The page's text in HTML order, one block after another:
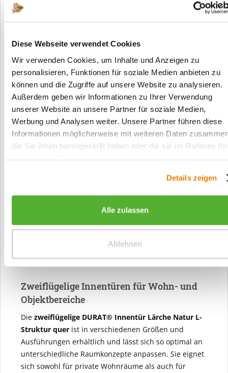
Diese Webseite verwendet Cookies
Wir verwenden Cookies, um Inhalte und Anzeigen zu
personalisieren, Funktionen für soziale Medien anbieten zu
können und die Zugriffe auf unsere Website zu analysieren.
Außerdem geben wir Informationen zu Ihrer Verwendung
unserer Website an unsere Partner für soziale Medien,
Werbung und Analysen weiter. Unsere Partner führen diese
Informationen möglicherweise mit weiteren Daten
die Sie ihnen bereitgestellt haben oder die sie im Rahmen
Details zeigen
Alle zulassen
Ablehnen
variierende Nuancen zeigen, was der Tür zusätzliche
Robuste DURAT® Oberfläche für langlebige
Qualität
DieDURAT® Oberflächezeichnet sich durch ihre
hohe Widerstandsfähigkeit und Pflegeleichtigkeit aus.
Sie ist speziell für den täglichen Einsatz konzipiert
und eignet sich daher auch für stärker frequentierte
Bereiche wie Flure, Büros oder Gemeinschaftsräume.
Die glatte Oberfläche lässt sich leicht reinigen und
Durch die Verwendung hochwertiger Materialien
bieten die zweiflügeligen DURAT® Innentüren eine
langfristig zuverlässig funktionieren und ihre
hochwertige Optik behalten.
Zweiflügelige Innentüren für Wohn- und
Objektbereiche
Die zweiflügelige DURAT® Innentür Lärche Natur L-
Struktur quer ist in verschiedenen Größen und
Ausführungen erhältlich und lässt sich so optimal an
unterschiedliche Raumkonzepte anpassen. Sie eignet
sich sowohl für private Wohnräume als auch für